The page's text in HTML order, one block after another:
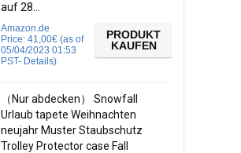
auf 28…
Amazon.de
Price: 41,00€ (as of
05/04/2023 01:53
PST- Details)
PRODUKT
KAUFEN
（Nur abdecken） Snowfall
Urlaub tapete Weihnachten
neujahr Muster Staubschutz
Trolley Protector case Fall